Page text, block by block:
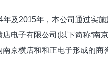
年及2015年，本公司通过实
店电子有限公司(以下简称“南
南京横店和和正电子形成的商